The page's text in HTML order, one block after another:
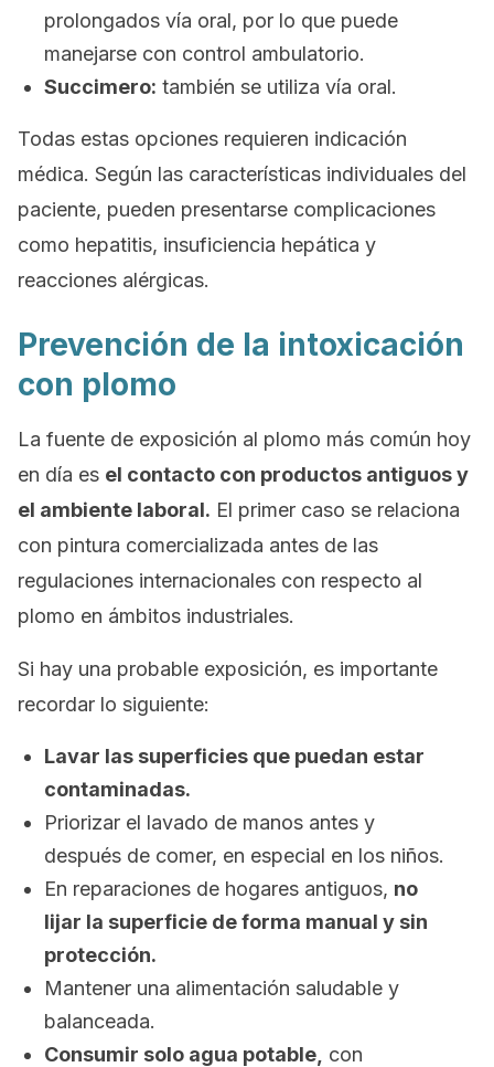
prolongados vía oral, por lo que puede
manejarse con control ambulatorio.
Succimero: también se utiliza vía oral.
Todas estas opciones requieren indicación
médica. Según las características individuales del
paciente, pueden presentarse complicaciones
como hepatitis, insuficiencia hepática y
reacciones alérgicas.
Prevención de la intoxicación
con plomo
La fuente de exposición al plomo más común hoy
en día es el contacto con productos antiguos y
el ambiente laboral. El primer caso se relaciona
con pintura comercializada antes de las
regulaciones internacionales con respecto al
plomo en ámbitos industriales.
Si hay una probable exposición, es importante
recordar lo siguiente:
Lavar las superficies que puedan estar
contaminadas.
Priorizar el lavado de manos antes y
después de comer, en especial en los niños.
En reparaciones de hogares antiguos, no
lijar la superficie de forma manual y sin
protección.
Mantener una alimentación saludable y
balanceada.
Consumir solo agua potable, con